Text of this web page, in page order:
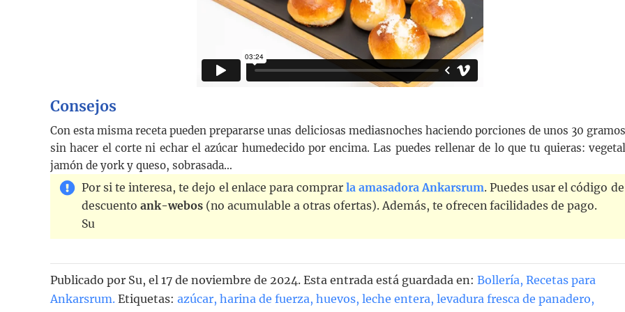
Consejos
Con esta misma receta pueden prepararse unas deliciosas mediasnoches haciendo porciones de unos 30
sin hacer el corte ni echar el azúcar humedecido por encima. Las puedes rellenar de lo que tu quieras:
jamón de york y queso, sobrasada…
Por si te interesa, te dejo el enlace para comprar la amasadora Ankarsrum. Puedes usar el código de
descuento ank-webos (no acumulable a otras ofertas). Además, te ofrecen facilidades de pago.
Su
Publicado por Su, el 17 de noviembre de 2024. Esta entrada está guardada en: Bollería, Recetas para
Ankarsrum. Etiquetas: azúcar, harina de fuerza, huevos, leche entera, levadura fresca de panadero,